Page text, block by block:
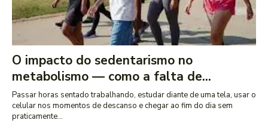
O impacto do sedentarismo no
metabolismo — como a falta de...
Passar horas sentado trabalhando, estudar diante de uma tela, usar o
celular nos momentos de descanso e chegar ao fim do dia sem
praticamente...